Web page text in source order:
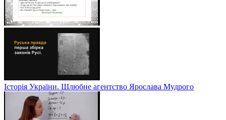
Історія України. Шлюбне агентство Ярослава Мудрого